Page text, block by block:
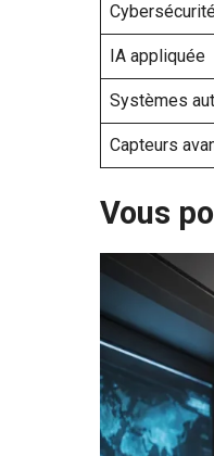
IA appliquée
Systèmes
Capteurs
Vous